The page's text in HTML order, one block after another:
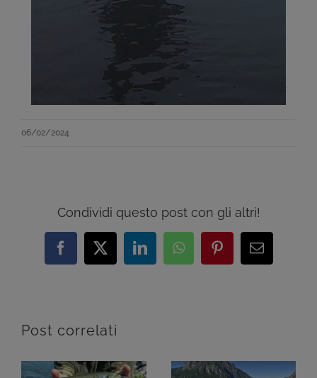
06/02/2024
Condividi questo post con gli altri!
Facebook
X LinkedInWhatsAppPinterestEmail
Post correlati